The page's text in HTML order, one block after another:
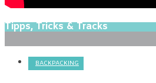
Tipps, Tricks & Tracks
BACKPACKING